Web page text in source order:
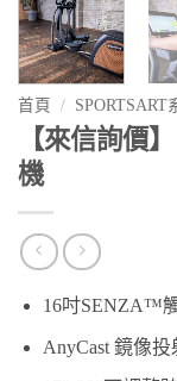
首頁 / SPORTSART
【來信詢價
機
16吋SENZA™
AnyCast 鏡像投